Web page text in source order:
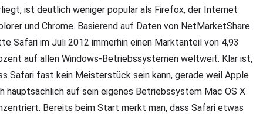
ist deutlich weniger populär als Firefox, der Internet
und Chrome. Basierend auf Daten von NetMarketShare
Safari im Juli 2012 immerhin einen Marktanteil von 4,93
auf allen Windows-Betriebssystemen weltweit. Klar ist,
Safari fast kein Meisterstück sein kann, gerade weil Apple
hauptsächlich auf sein eigenes Betriebssystem Mac OS X
Bereits beim Start merkt man, dass Safari etwas